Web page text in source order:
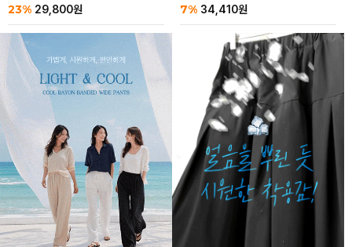
23% 29,800원 7% 34,410원